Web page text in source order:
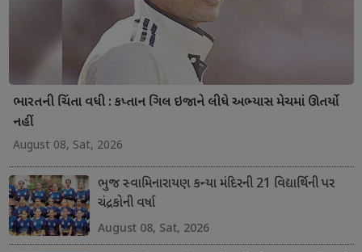
ભારતની ચિંતા વધી : કપ્તાન ગિલ ઇજાને લીધે અભ્યાસ મેચમાં ઊતર્યો
નહીં
August 08, Sat, 2026
ભુજ સ્વામિનારાયણ કન્યા મંદિરની 21 વિદ્યાર્થિની પર
ચંદ્રકોની વર્ષા
August 08, Sat, 2026